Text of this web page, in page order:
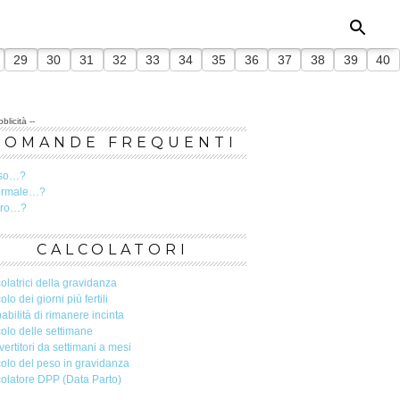
29 30 31 32 33 34 35 36 37 38 39 40
--
FREQUENTI
CALCOLATORI
della gravidanza
dei giorni più fertili
di rimanere incinta
delle settimane
da settimani a mesi
del peso in gravidanza
DPP (Data Parto)